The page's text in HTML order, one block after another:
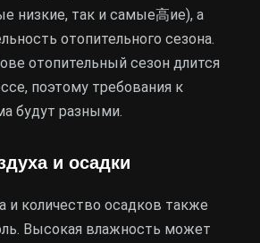
низкие, так и самые高ие), а
отопительного сезона.
отопительный сезон длится
поэтому требования к
будут разными.
и осадки
и количество осадков также
Высокая влажность может